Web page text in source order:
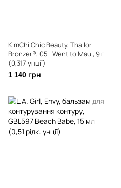
KimChi Chic Beauty, Thailor
Bronzer®, 05 I Went to Maui, 9 г
(0,317 унції)
1 140 грн